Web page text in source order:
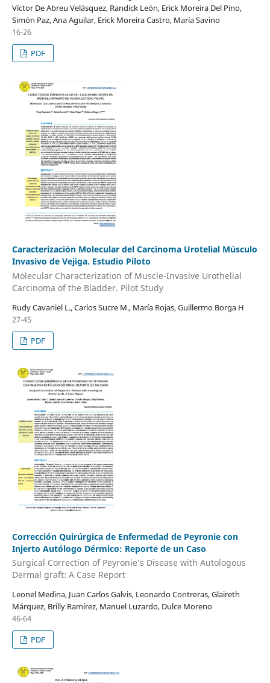
Víctor De Abreu Velásquez, Randick León, Erick Moreira Del Pino,
Simón Paz, Ana Aguilar, Erick Moreira Castro, María Savino
16-26
PDF
Caracterización Molecular del Carcinoma Urotelial Músculo
Invasivo de Vejiga. Estudio Piloto
Molecular Characterization of Muscle-Invasive Urothelial
Carcinoma of the Bladder. Pilot Study
Rudy Cavaniel L., Carlos Sucre M., María Rojas, Guillermo Borga H
27-45
PDF
Corrección Quirúrgica de Enfermedad de Peyronie con
Injerto Autólogo Dérmico: Reporte de un Caso
Surgical Correction of Peyronie’s Disease with Autologous
Dermal graft: A Case Report
Leonel Medina, Juan Carlos Galvis, Leonardo Contreras, Glaireth
Márquez, Brilly Ramírez, Manuel Luzardo, Dulce Moreno
46-64
PDF